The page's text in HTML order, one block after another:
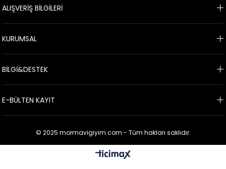
ALIŞVERİŞ BİLGİLERİ
KURUMSAL
BİLGİ&DESTEK
E-BÜLTEN KAYIT
© 2025 mormavigiyim.com - Tüm hakları saklıdır.